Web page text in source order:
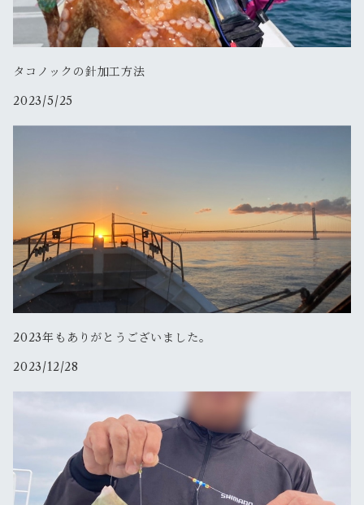
クリンチフラッシュブーストラトル
スイスイドロッパー2.5号
ジャッカル
クログチ便
青物ビッグベイトのませ便
タコノックの針加工方法
2023/5/25
2023年もありがとうございました。
2023/12/28